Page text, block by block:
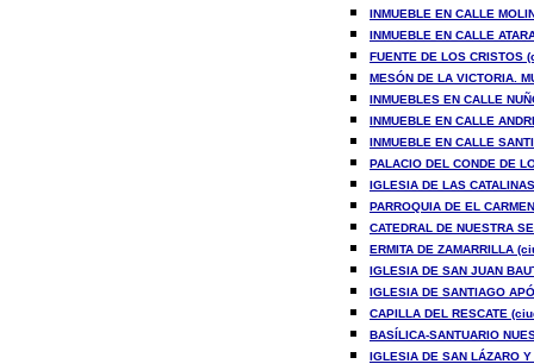
INMUEBLE EN CALLE
INMUEBLE EN CALLE
FUENTE DE LOS CRISTOS
MESÓN DE LA VICTORIA.
INMUEBLES EN CALLE
INMUEBLE EN CALLE
INMUEBLE EN CALLE
PALACIO DEL CONDE DE
IGLESIA DE LAS
PARROQUIA DE EL
CATEDRAL DE NUESTRA
ERMITA DE ZAMARRILLA
IGLESIA DE SAN JUAN
IGLESIA DE SANTIAGO
CAPILLA DEL RESCATE
BASÍLICA-SANTUARIO
IGLESIA DE SAN LÁZARO